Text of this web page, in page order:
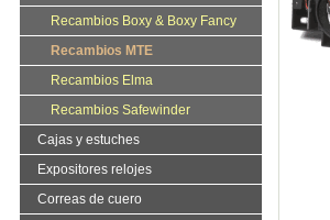
Recambios Boxy & Boxy Fancy
Recambios MTE
Recambios Elma
Recambios Safewinder
Cajas y estuches
Expositores relojes
Correas de cuero